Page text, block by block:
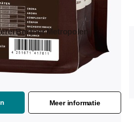
Berliner Metropolen
Meer informatie